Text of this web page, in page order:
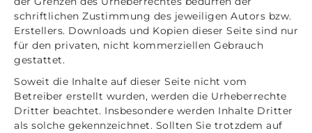
schriftlichen Zustimmung des jeweiligen Autors bzw.
Erstellers. Downloads und Kopien dieser Seite sind nur
für den privaten, nicht kommerziellen Gebrauch
gestattet.
Soweit die Inhalte auf dieser Seite nicht vom
Betreiber erstellt wurden, werden die Urheberrechte
Dritter beachtet. Insbesondere werden Inhalte Dritter
als solche gekennzeichnet. Sollten Sie trotzdem auf